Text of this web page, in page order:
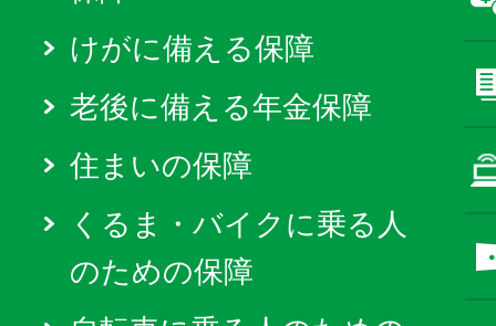
けがに備える保障
老後に備える年金保障
住まいの保障
くるま・バイクに乗る人
のための保障